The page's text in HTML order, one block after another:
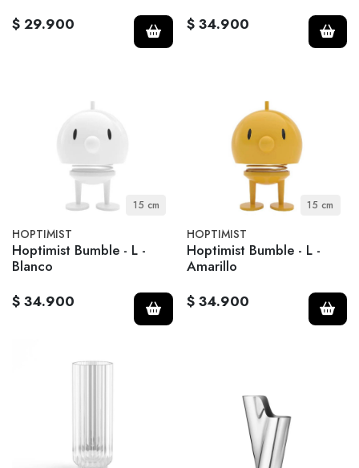
$ 29.900
$ 34.900
15 cm
HOPTIMIST
Hoptimist Bumble - L -
Blanco
$ 34.900
15 cm
HOPTIMIST
Hoptimist Bumble - L -
Amarillo
$ 34.900